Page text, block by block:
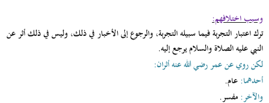
وسبب اختلافهم:
ترك اعتبار التجربة فيما سبيله التجربة، والرجوع إلى الأخبار في ذلك، وليس في ذلك أثر عن
النبي عليه الصلاة والسلام يرجع إليه.
لكن روي عن عمر رضي الله عنه أثران:
أحدهما:عام.
والآخر:مفسر.